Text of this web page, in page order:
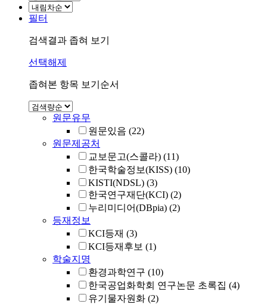
필터
검색결과 좁혀 보기
선택해제
좁혀본 항목 보기순서
원문유무
원문있음 (22)
원문제공처
교보문고(스콜라) (11)
한국학술정보(KISS) (10)
KISTI(NDSL) (3)
한국연구재단(KCI) (2)
누리미디어(DBpia) (2)
등재정보
KCI등재 (3)
KCI등재후보 (1)
학술지명
환경과학연구 (10)
한국공업화학회 연구논문 초록집 (4)
유기물자원화 (2)